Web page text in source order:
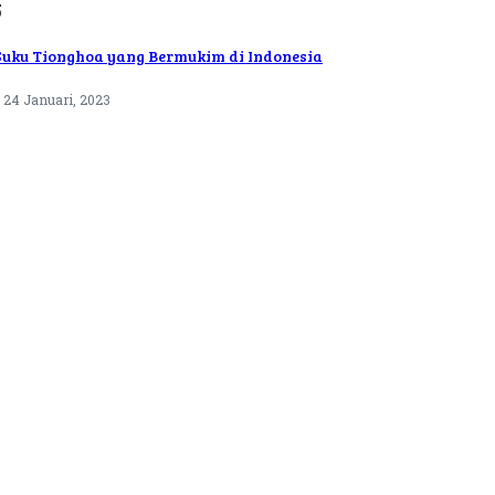
Tionghoa yang Bermukim di Indonesia
24 Januari, 2023